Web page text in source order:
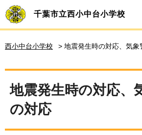
千葉市立西小中台小学校
西小中台小学校
> 地震発生時の対応、気象
地震発生時の対応、
の対応